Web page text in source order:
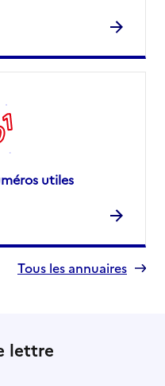
utiles
Tous les annuaires
lettre